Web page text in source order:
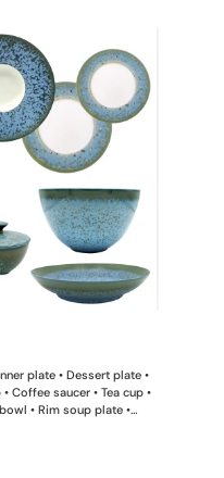
plate • Dessert plate •
Coffee saucer • Tea cup •
• Rim soup plate •